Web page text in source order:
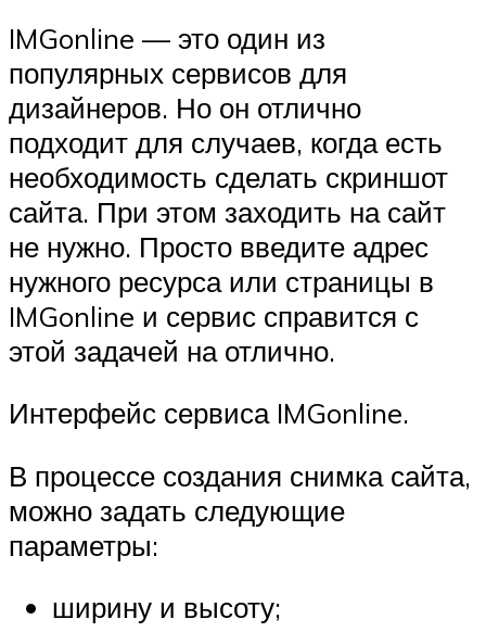
IMGonline — это один из
популярных сервисов для
дизайнеров. Но он отлично
подходит для случаев, когда есть
необходимость сделать скриншот
сайта. При этом заходить на сайт
не нужно. Просто введите адрес
нужного ресурса или страницы в
IMGonline и сервис справится с
этой задачей на отлично.
Интерфейс сервиса IMGonline.
В процессе создания снимка сайта,
можно задать следующие
параметры:
ширину и высоту;